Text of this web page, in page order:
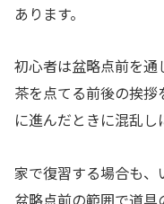
あります。
初心者は盆略点前を通
茶を点てる前後の挨
に進んだときに混乱し
家で復習する場合も、